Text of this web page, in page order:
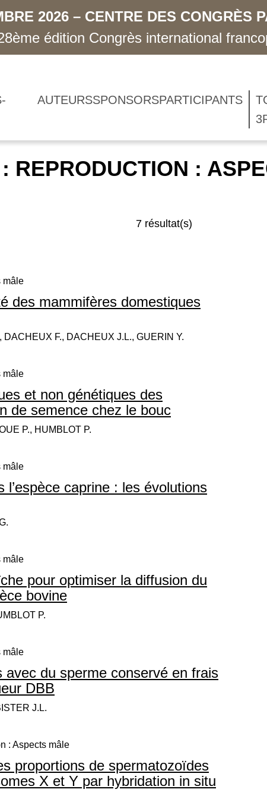
2026 – CENTRE DES CONGRÈS
édition Congrès international
AUTEURSSPONSORSPARTICIPANTS
REPRODUCTION :
7 résultat(s)
mâle
des mammifères domestiques
F., DACHEUX J.L., GUERIN Y.
mâle
et non génétiques des
de semence chez le bouc
P., HUMBLOT P.
mâle
l’espèce caprine : les évolutions
mâle
pour optimiser la diffusion du
bovine
P.
mâle
avec du sperme conservé en frais
DBB
J.L.
: Aspects mâle
proportions de spermatozoïdes
X et Y par hybridation in situ